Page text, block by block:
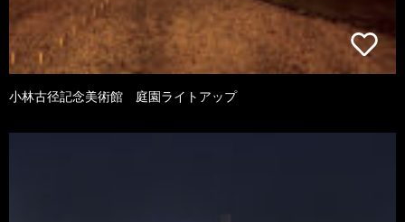
小林古径記念美術館 庭園ライトアップ